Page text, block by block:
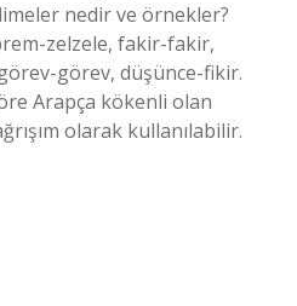
nedir ve örnekler?
zelzele, fakir-fakir,
görev, düşünce-fikir.
Arapça kökenli olan
olarak kullanılabilir.